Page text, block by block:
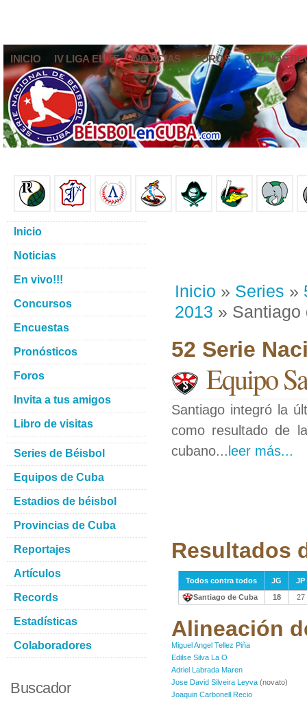
INICIO IV LIGA ELITE NOTICIAS FOROS
Inicio » Series »
2013 » Santiago
52 Serie
Equipo
Santiago integró la
como resultado de
cubano... leer más...
Resultados
Todos contra todos JG
JP
Santiago de Cuba
18 27
Alineación
Miguel Angel Tellez Piña
Edilse Silva La O
Adriel Labrada Maren
Jose David Silveira Leyva (novato)
Joaquin Carbonell Recio
Inicio
Noticias
En vivo!!!
Concursos
Encuestas
Pronósticos
Foros
Invita a tus amigos
Libro de visitas
Series de Béisbol
Equipos de Cuba
Estadios de béisbol
Provincias de Cuba
Reportajes
Artículos
Records
Estadísticas
Colaboradores
Buscador